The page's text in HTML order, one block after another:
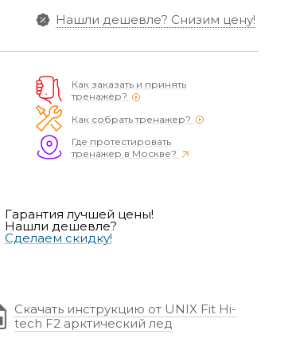
Нашли дешевле? Снизим цену!
Как заказать и принять
тренажёр?
Как собрать тренажер?
Где протестировать
тренажер в Москве?
Гарантия лучшей цены!
Нашли дешевле?
Сделаем скидку!
Скачать инструкцию от UNIX Fit Hi-
tech F2 арктический лед